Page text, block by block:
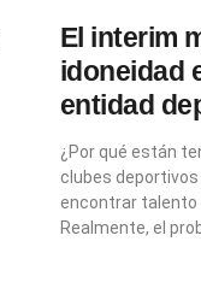
El interim
idoneidad
entidad
¿Por qué están
clubes
encontrar talento
Realmente, el